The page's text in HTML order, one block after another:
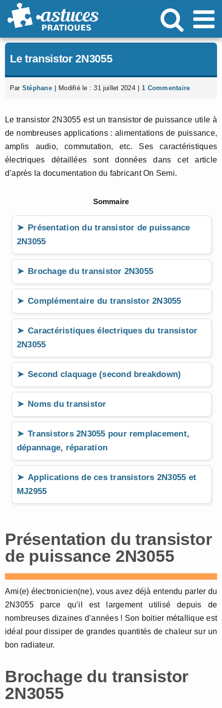
Passer
au
Le transistor 2N3055
Par Stéphane Modifié le : 31 juillet 2024 1 Commentaire
Le transistor 2N3055 est un transistor de puissance utile à
de nombreuses applications : alimentations de puissance,
amplis audio, commutation, etc. Ses caractéristiques
électriques détaillées sont données dans cet article
d’après la documentation du fabricant On Semi.
Sommaire
Présentation du transistor de puissance
2N3055
Brochage du transistor 2N3055
Complémentaire du transistor 2N3055
Caractéristiques électriques du transistor
2N3055
Second claquage (second breakdown)
Noms du transistor
Transistors 2N3055 pour remplacement,
dépannage, réparation
Applications de ces transistors 2N3055 et
MJ2955
Présentation du transistor
de puissance 2N3055
Ami(e) électronicien(ne), vous avez déjà entendu parler du
2N3055 parce qu’il est largement utilisé depuis de
nombreuses dizaines d’années ! Son boitier métallique est
idéal pour dissiper de grandes quantités de chaleur sur un
bon radiateur.
Brochage du transistor
2N3055